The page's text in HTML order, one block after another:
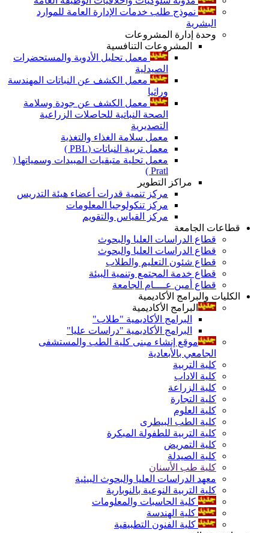
نموذج طلب خدمات الإدارة العامة للموارد
البشرية
وحدة إدارة المشروعات
المشروعات التنافسية
معمل تحليل الأدوية والمستحضرات
الصيدلية
معمل الكشف عن النباتات المهندسة
وراثيا
معمل الكشف عن جودة وسلامة
الصحة النباتية للحاصلات الزراعية
التصديرية
معمل سلامة الغذاء والتغذية
معمل تربية النباتات (PBL )
معمل تحلية متبقيات المبيدات وسمياتها (
Pratl )
مراكز التطوير
مركز تنمية قدرات أعضاء هيئة التدريس
مركز تنكولوجيا المعلومات
مركز القياس والتقويم
قطاعات الجامعة
قطاع الدراسات العليا والبحوث
قطاع الدراسات العليا والبحوث
قطاع شئون التعليم والطلاب
قطاع خدمة المجتمع وتنمية البيئة
قطاع أمين عــــام الجامعة
الكليات والبرامج الأكاديمية
البرامج الأكاديمية
البرامج الأكاديمية "طلاب"
البرامج الأكاديمية "دراسات عليا"
موقع إنشاء مبنى كلية الطب والمستشفى
الجامعي بالأبعادية
كلية التربية
كلية الاداب
كلية الزراعة
كلية التجارة
كلية العلوم
كلية الطب البيطرى
كلية التربية للطفولة المبكرة
كلية التمريض
كلية الصيدلة
كلية طب الأسنان
معهد الدراسات العليا والبحوث البيئية
كلية التربية النوعية بالنوبارية
كلية الحاسبات والمعلومات
كلية الهندسة
كلية الفنون التطبيقية